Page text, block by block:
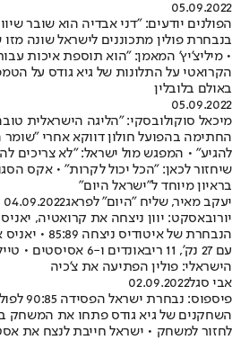
05.09.2022
הפולנים יודעים: "דני אבדיה הוא שובר
בנבחרת פולין מתכוננים לישראל שונה
• מיליצ'יץ' המאמן: "הוא תוספת איכות
הקרואטי על התלונות של גיא גודס על
באולם בלובלין
05.09.2022
מיכאל סוקולובסקי: "הליגה הישראלית
החתימה בהפועל חולון דווקא אחרי
להגיע" • המפגש מול ישראל: "לא צריכים
שיחזור לכאן: "הכל יכול לקרות" • אקס
בראיון מיוחד ל"ישראל היום"
יעקב מאיר, שליח "היום" לפראג04.09.2022
יורובאסקט: יוון ניצחה את קרואטיה,
הנבחרת של
הישראלי: פולין הפתיעה את צ'כיה
אבי סגל02.09.2022
פיספוס: נבחרת ישראל הפסידה 90:85 לפולין אחרי הארכה
השחקנים של גיא גודס פתחו את המשחק
לחזור למשחק • ישראל חייבת לנצח את